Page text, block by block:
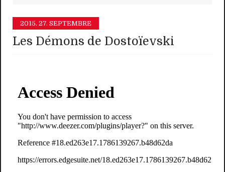
2015. 27. SEPTEMBRE
Les Démons de Dostoïevski